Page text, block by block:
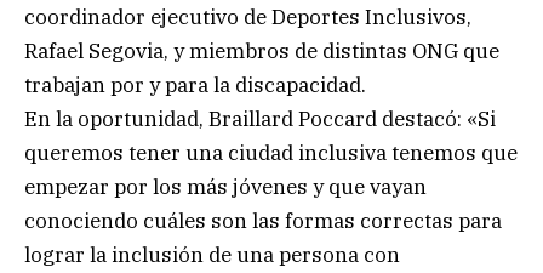
coordinador ejecutivo de Deportes Inclusivos,
Rafael Segovia, y miembros de distintas ONG que
trabajan por y para la discapacidad.
En la oportunidad, Braillard Poccard destacó: «Si
queremos tener una ciudad inclusiva tenemos que
empezar por los más jóvenes y que vayan
conociendo cuáles son las formas correctas para
lograr la inclusión de una persona con